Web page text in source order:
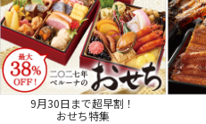
9月30日まで超早割！
おせち特集